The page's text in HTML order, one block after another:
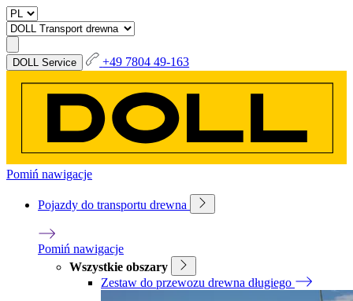
DOLL Service +49 7804 49-163
Pomiń nawigacje
Pojazdy do transportu drewna
Pomiń nawigacje
Wszystkie obszary
Zestaw do przewozu drewna długiego